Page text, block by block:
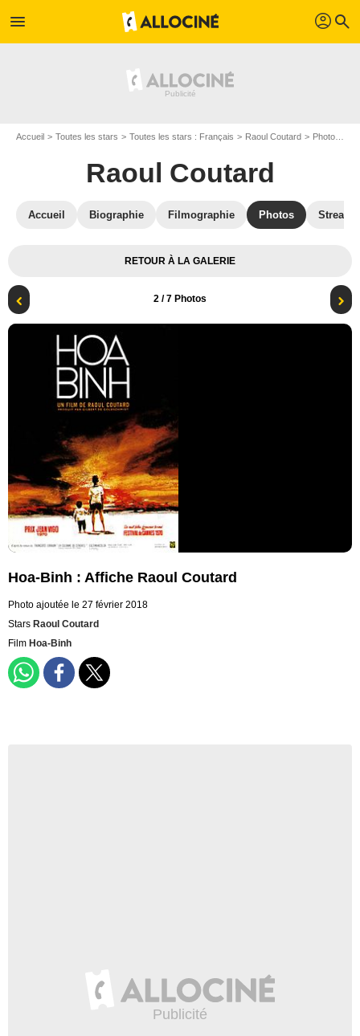
menu profil search
Accueil Toutes les stars Toutes les stars : Français Raoul Coutard Photos de Raoul Coutard
Raoul Coutard
Accueil Biographie Filmographie Photos
RETOUR À LA GALERIE
2 / 7 Photos
Hoa-Binh : Affiche Raoul Coutard
Photo ajoutée le 27 février 2018
Stars Raoul Coutard
Film Hoa-Binh